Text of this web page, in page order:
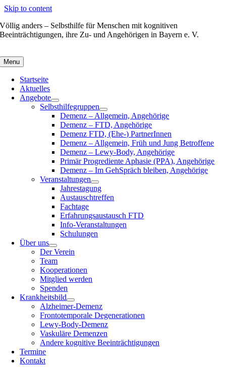
Skip to content
Völlig anders – Selbsthilfe für Menschen mit kognitiven
Beeinträchtigungen, ihre Zu- und Angehörigen in Bayern e. V.
Menu
Startseite
Aktuelles
Angebote
Selbsthilfegruppen
Demenz – Allgemein, Angehörige
Demenz – FTD, Angehörige
Demenz FTD, (Ehe-) PartnerInnen
Demenz – Allgemein, Früh und Jung Betroffene
Demenz – Lewy-Body, Angehörige
Primär Progrediente Aphasie (PPA), Angehörige
Demenz – Im GehSpräch bleiben, Angehörige
Veranstaltungen
Jahrestagung
Austauschtreffen
Fachtage
Erfahrungsaustausch FTD
Info-Veranstaltungen
Schulungen
Über uns
Der Verein
Team
Kooperationen
Mitglied werden
Spenden
Krankheitsbild
Alzheimer-Demenz
Frontotemporale Degenerationen
Lewy-Body-Demenz
Vaskuläre Demenzen
Andere kognitive Beeinträchtigungen
Termine
Kontakt